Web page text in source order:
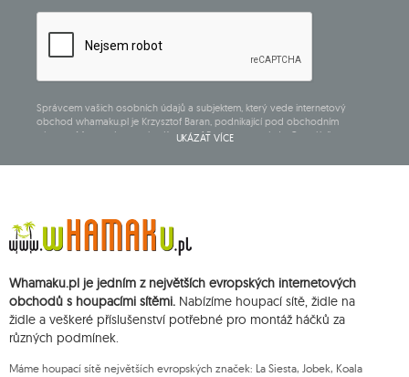
Správcem vašich osobních údajů a subjektem, který vede internetový
obchod whamaku.pl je Krzysztof Baran, podnikající pod obchodním
názvem: Mouton Interactive Krzysztof Baran zapsaný do Centrálního
doby zrušení subskripce.
Přísluší vám právo k požádání o přístup k vašim osobním údajům, jejich
opravě, odstranění, omezení zpracování, podání námitky vůči zpracování
souhlasu v libovolném momentu aniž je tím dotčena zákonnost zpracování,
které bylo provedeno na základě souhlasu před jeho zrušením. Za tímto
účelem můžete kontaktovat zákaznický servis Mouton Interactive na e-
mailové adrese nebo písemně na adrese firmy.
UKÁZAT VÍCE
Whamaku.pl je jedním z největších evropských internetových
obchodů s houpacími sítěmi. Nabízíme houpací sítě, židle na
židle a veškeré příslušenství potřebné pro montáž háčků za
různých podmínek.
Máme houpací sítě největších evropských značek: La Siesta, Jobek, Koala